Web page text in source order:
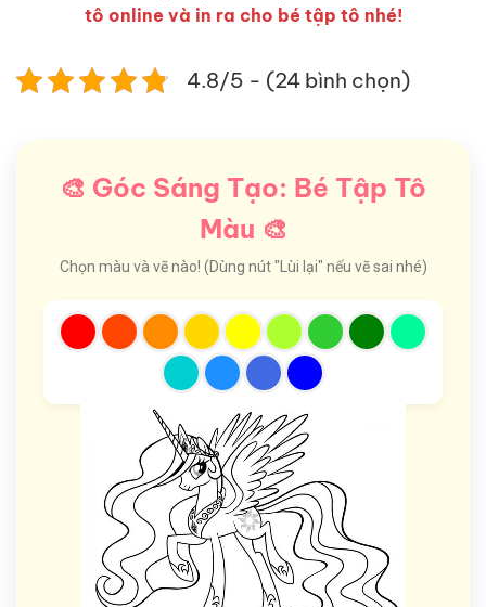
tô online và in ra cho bé tập tô nhé!
4.8/5 - (24 bình chọn)
🎨 Góc Sáng Tạo: Bé Tập Tô
Màu 🎨
Chọn màu và vẽ nào! (Dùng nút "Lùi lại" nếu vẽ sai nhé)